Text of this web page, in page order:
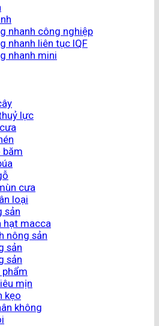
nhanh công nghiệp
nhanh liên tục IQF
nhanh mini
lực
băm
cưa
loại
sản
hạt macca
nông sản
sản
sản
mịn
kẹo
không